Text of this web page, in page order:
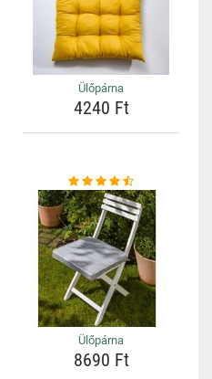
Ülőpárna
4240 Ft
Ülőpárna
8690 Ft